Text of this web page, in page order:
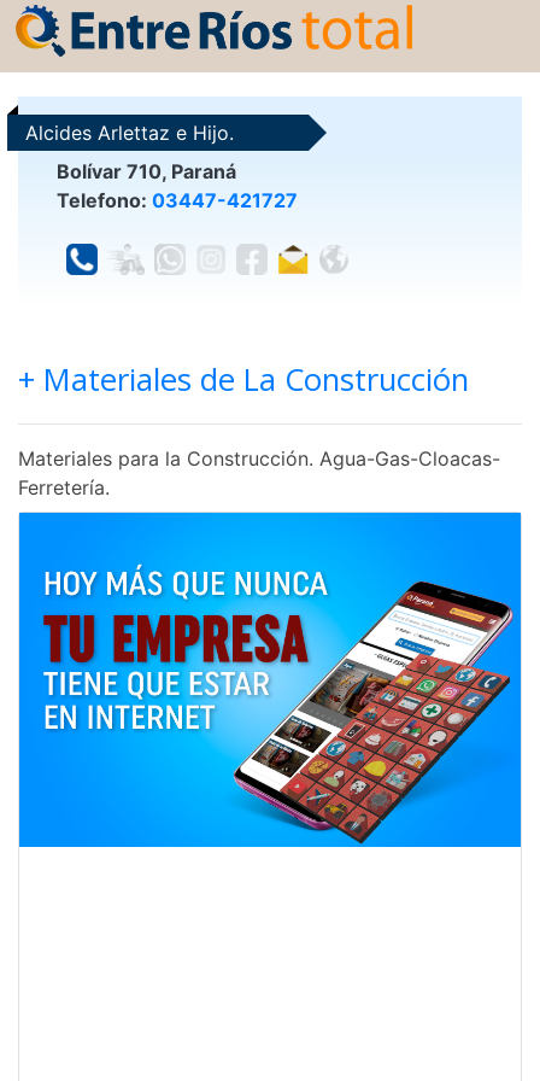
Alcides Arlettaz e Hijo.
Bolívar 710, Paraná
Telefono: 03447-421727
+ Materiales de La Construcción
Materiales para la Construcción. Agua-Gas-Cloacas-
Ferretería.